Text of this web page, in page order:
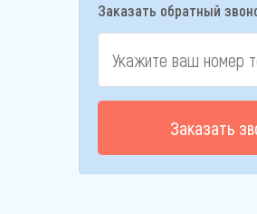
Заказать обратный
Заказать